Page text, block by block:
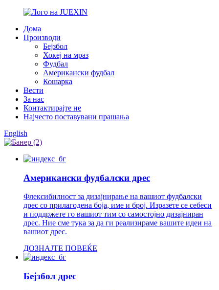
Дома
Производи
Бејзбол
Хокеј на мраз
Фудбал
Американски фудбал
Кошарка
Вести
За нас
Контактирајте не
Најчесто поставувани прашања
English
Американски фудбалски дрес
Флексибилност за дизајнирање на вашиот фудбалски
дрес со прилагодена боја, име и број. Изразете се себеси
и поддржете го вашиот тим со самостојно дизајниран
дрес. Ние сме тука за да ги реализираме вашите идеи на
вашиот дрес.
ДОЗНАЈТЕ ПОВЕЌЕ
Бејзбол дрес